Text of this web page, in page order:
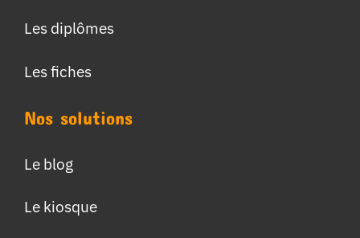
Les diplômes
Les fiches
Nos solutions
Le blog
Le kiosque